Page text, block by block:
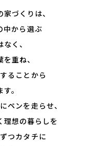
づくりは、
中から選ぶ
く、
重ね、
ることから
。
ペンを⾛らせ、
理想の暮らしを
つカタチに